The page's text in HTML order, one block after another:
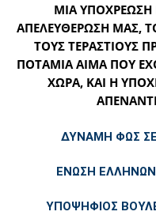
ΜΙΑ
ΑΠΕΛΕΥΘΕΡΩΣΗ ΜΑΣ,
ΤΟΥΣ ΤΕΡΑΣΤΙΟΥΣ
ΠΟΤΑΜΙΑ ΑΙΜΑ ΠΟΥ
ΧΩΡΑ, ΚΑΙ Η
ΔΥΝΑΜΗ ΦΩΣ
ΕΝΩΣΗ
ΥΠΟΨΗΦΙΟΣ